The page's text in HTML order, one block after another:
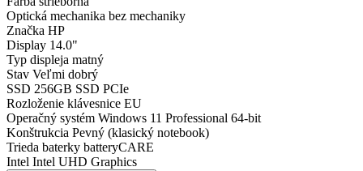
Optická mechanika bez mechaniky
Značka HP
Display 14.0"
Typ displeja matný
Stav Veľmi dobrý
SSD 256GB SSD PCIe
Rozloženie klávesnice EU
Operačný systém Windows 11 Professional 64-bit
Konštrukcia Pevný (klasický notebook)
Trieda baterky batteryCARE
Intel Intel UHD Graphics